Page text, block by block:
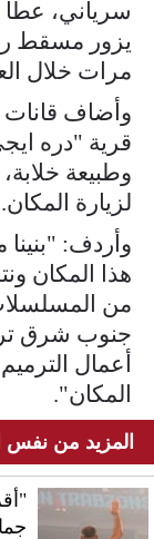
سرياني، عطا
يزور مسقط
مرات خلال
وأضاف قانات
قرية "دره
وطبيعة
لزيارة المكان.
وأردف: "بنينا
هذا المكان
من المسلسلات
جنوب شرق
أعمال
المكان".
المزيد من نفس